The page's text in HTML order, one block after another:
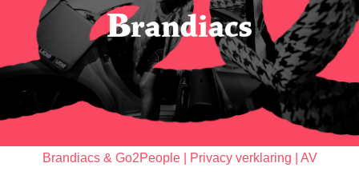
Brandiacs & Go2People Privacy verklaring AV